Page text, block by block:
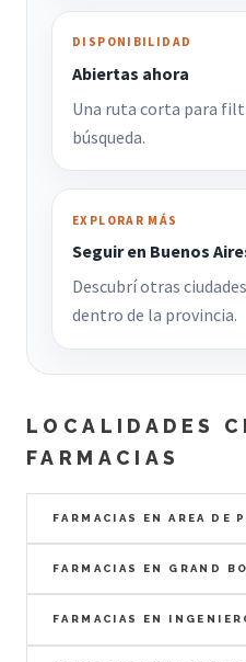
DISPONIBILIDAD
Abiertas ahora
Una ruta corta para
búsqueda.
EXPLORAR MÁS
Seguir en Buenos
Descubrí otras
dentro de la provincia.
LOCALIDADES
FARMACIAS
FARMACIAS EN AREA DE
FARMACIAS EN GRAND
FARMACIAS EN